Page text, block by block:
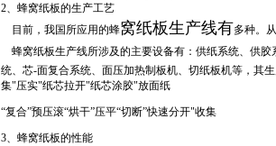
2、蜂窝纸板的生产工艺
目前，我国所应用的蜂窝纸板生产线有多种。
蜂窝纸板生产线所涉及的主要设备有：供纸系统、供胶
统、芯-面复合系统、面压加热制板机、切纸板机等，其
集"压实"纸芯拉开"纸芯涂胶"放面纸
“复合”预压滚“烘干”压平“切断”快速分开"收集
3、蜂窝纸板的性能